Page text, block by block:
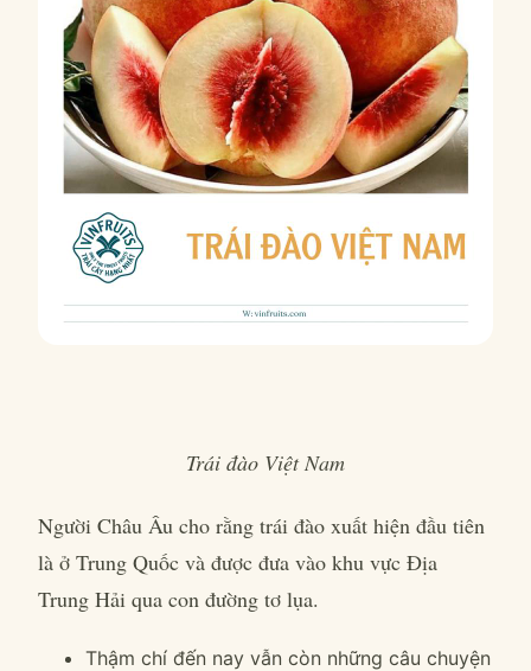
Trái đào Việt Nam
Người Châu Âu cho rằng trái đào xuất hiện đầu tiên
là ở Trung Quốc và được đưa vào khu vực Địa
Trung Hải qua con đường tơ lụa.
Thậm chí đến nay vẫn còn những câu chuyện